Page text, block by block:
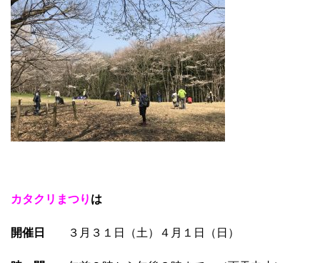
カタクリまつり は
開催日 ３月３１日（土）４月１日（日）